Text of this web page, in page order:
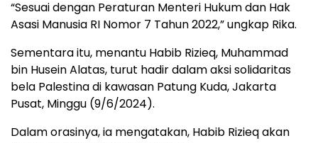
“Sesuai dengan Peraturan Menteri Hukum dan Hak
Asasi Manusia RI Nomor 7 Tahun 2022,” ungkap Rika.
Sementara itu, menantu Habib Rizieq, Muhammad
bin Husein Alatas, turut hadir dalam aksi solidaritas
bela Palestina di kawasan Patung Kuda, Jakarta
Pusat, Minggu (9/6/2024).
Dalam orasinya, ia mengatakan, Habib Rizieq akan